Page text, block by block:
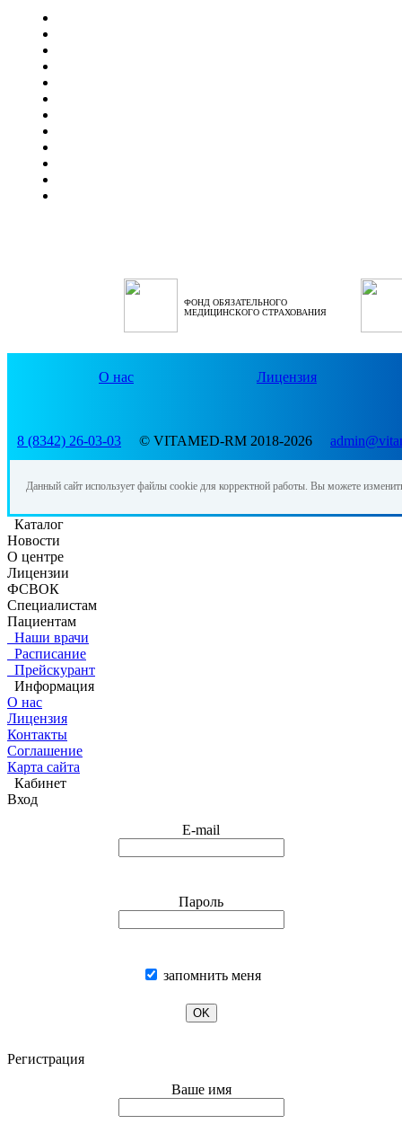
ФОНД ОБЯЗАТЕЛЬНОГО
МЕДИЦИНСКОГО СТРАХОВАНИЯ
О нас Лицензия
8 (8342) 26-03-03 © VITAMED-RM 2018-2026
Данный сайт использует файлы cookie для корректной работы. Вы можете
Каталог
Новости
О центре
Лицензии
ФСВОК
Специалистам
Пациентам
Наши врачи
Расписание
Прейскурант
Информация
О нас
Лицензия
Контакты
Соглашение
Карта сайта
Кабинет
Вход
E-mail
Пароль
запомнить меня
OK
Регистрация
Ваше имя